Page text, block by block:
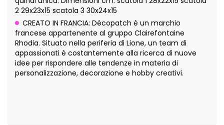
2 29x23x15 scatola 3 30x24x15
CREATO IN FRANCIA: Décopatch è un marchio
francese appartenente al gruppo Clairefontaine
Rhodia. Situato nella periferia di Lione, un team di
appassionati è costantemente alla ricerca di nuove
idee per rispondere alle tendenze in materia di
personalizzazione, decorazione e hobby creativi.